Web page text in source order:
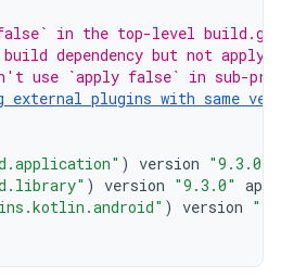
in the top-level
dependency but not apply
use `apply false` in sub-
external plugins with same
) version "9.3.0"
) version "9.3.0"
) version